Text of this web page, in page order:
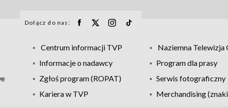
Dołącz do nas:
Centrum informacji TVP Naziemna Telewizja
Informacje o nadawcy
Program dla prasy
Zgłoś program (ROPAT)
Serwis fotograficzny
Kariera w TVP
Merchandising